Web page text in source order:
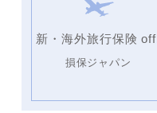
新・海外旅行保険
損保ジャパン